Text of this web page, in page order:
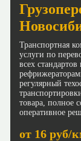
Транспортная
услуги по
всех
регулярный
товара, полное
оперативное
от 16 руб/